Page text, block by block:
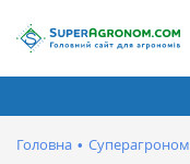
Головна •